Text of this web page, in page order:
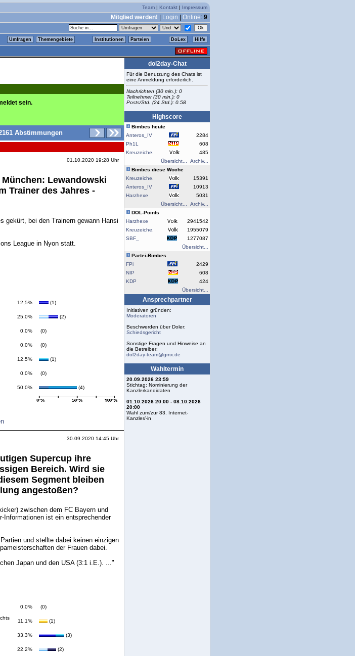
Team | Kontakt | Impressum
Mitglied werden! Login Online: 9
Umfragen Themengebiete Institutionen Parteien DoLex Hilfe
sein.
Abstimmungen
01.10.2020 19:28 Uhr
Lewandowski
Trainer des Jahres -
gekürt, bei den Trainern gewann Hansi
League in Nyon statt.
12,5% (1)
25,0% (2)
0,0% (0)
0,0% (0)
12,5% (1)
0,0% (0)
50,0% (4)
30.09.2020 14:45 Uhr
Supercup ihre
Bereich. Wird sie
Segment bleiben
angestoßen?
zwischen dem FC Bayern und
ist ein entsprechender
und stellte dabei keinen einzigen
der Frauen dabei.
Japan und den USA (3:1 i.E.). ..."
0,0%
(0)
11,1%
(1)
33,3% (3)
22,2% (2)
dol2day-Chat
Für die Benutzung des Chats ist
eine Anmeldung erforderlich.
Nachrichten (30 min.): 0
Teilnehmer (30 min.): 0
Posts/Std. (24 Std.): 0.58
Highscore
Bimbes heute
Anteros_IV
2284
Ph1L
608
Kreuzeiche.
485
Übersicht...
Archiv...
Bimbes diese Woche
Kreuzeiche.
15391
Anteros_IV
10913
Harzhexe
5031
Übersicht...
Archiv...
DOL-Points
Harzhexe
2941542
Kreuzeiche.
1955079
SBF_
1277087
Übersicht...
Partei-Bimbes
FPi
2429
NIP
608
KDP
424
Übersicht...
Ansprechpartner
Initiativen gründen:
Moderatoren
Beschwerden über Doler:
Schiedsgericht
Sonstige Fragen und Hinweise an
die Betreiber:
dol2day-team@gmx.de
Wahltermin
20.09.2026 23:59
Stichtag: Nominierung der
Kanzlerkandidaten
01.10.2026 20:00 - 08.10.2026
20:00
Wahl zum/zur 83. Internet-
Kanzler/-in